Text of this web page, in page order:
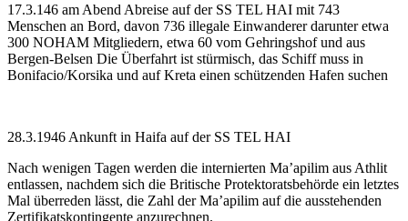
17.3.146 am Abend Abreise auf der SS TEL HAI mit 743
Menschen an Bord, davon 736 illegale Einwanderer darunter etwa
300 NOHAM Mitgliedern, etwa 60 vom Gehringshof und aus
Bergen-Belsen Die Überfahrt ist stürmisch, das Schiff muss in
Bonifacio/Korsika und auf Kreta einen schützenden Hafen suchen
28.3.1946 Ankunft in Haifa auf der SS TEL HAI
Nach wenigen Tagen werden die internierten Ma’apilim aus Athlit
entlassen, nachdem sich die Britische Protektoratsbehörde ein letztes
Mal überreden lässt, die Zahl der Ma’apilim auf die ausstehenden
Zertifikatskontingente anzurechnen.